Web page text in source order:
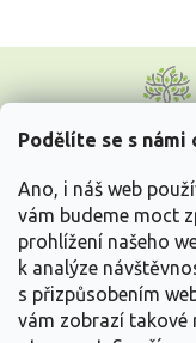
Podělíte se s námi
Ano, i náš web
vám budeme moct
prohlížení našeho
k analýze
s přizpůsobením
vám zobrazí takové
p
Vše o nákupu
Informace pro
Kontakujte nás